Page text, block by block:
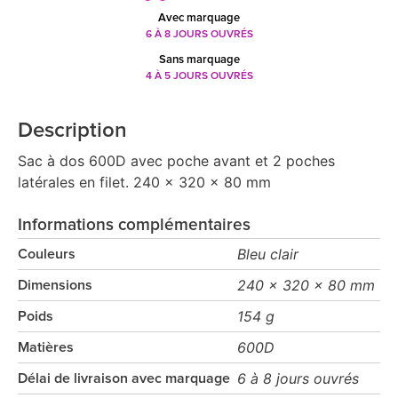
Avec marquage
6 À 8 JOURS OUVRÉS
Sans marquage
4 À 5 JOURS OUVRÉS
Description
Sac à dos 600D avec poche avant et 2 poches
latérales en filet. 240 x 320 x 80 mm
Informations complémentaires
Couleurs Bleu clair
Dimensions 240 x 320 x 80 mm
Poids 154 g
Matières 600D
Délai de livraison avec marquage 6 à 8 jours ouvrés